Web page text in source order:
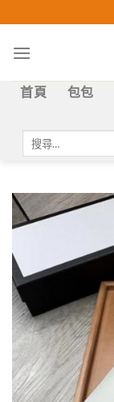
to
content
首頁 包包
字: